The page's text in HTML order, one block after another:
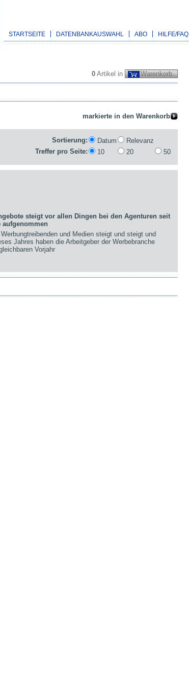
STARTSEITE DATENBANKAUSWAHL ABO HILFE/FAQ
0 Artikel in Warenkorb
Sortierung: Datum
Relevanz
Treffer pro Seite:
10 20 50
steigt vor allen Dingen bei den Agenturen seit
aufgenommen
und Medien steigt und steigt und
Jahres haben die Arbeitgeber der Werbebranche
Vorjahr